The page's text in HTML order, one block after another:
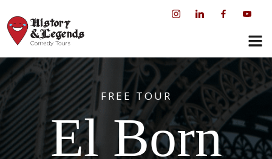
FREE TOUR
El Born